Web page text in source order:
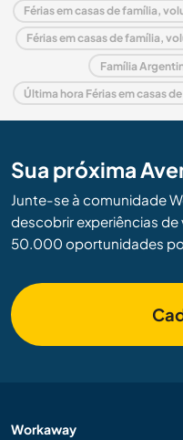
Férias em casas de família,
Família
Sua próxima
Junte-se à comunidade
descobrir experiências
50.000 oportunidades
Workaway